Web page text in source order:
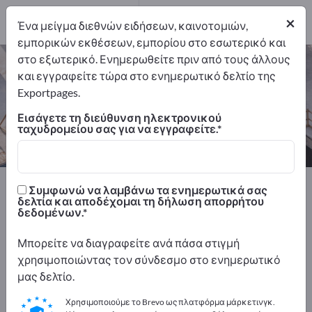
Σιφόνι δαπέδου – βρείτε
κατασκευαστές και προμηθευτές
Εξαγωγείς
3
Κατασκευαστής
3
Exportpages Κατασκευές
Πολιτική μηχανική
Συστήματα Αποστραγγίσεων
Σιφόνι δαπέδου
Διαφημιστείτε δωρεάν στο
Exportpages!
Ανάγκες – Προσφορές – Μεταχειρισμένα προϊόντα
– Επαγγελματικές επαφές >> ξεκινήστε εδώ
×
Ένα μείγμα διεθνών ειδήσεων, καινοτομιών,
εμπορικών εκθέσεων, εμπορίου στο εσωτερικό και
στο εξωτερικό. Ενημερωθείτε πριν από τους άλλους
και εγγραφείτε τώρα στο ενημερωτικό δελτίο της
Exportpages.
Εισάγετε τη διεύθυνση ηλεκτρονικού
ταχυδρομείου σας για να εγγραφείτε.
Συμφωνώ να λαμβάνω τα ενημερωτικά σας
δελτία και αποδέχομαι τη δήλωση απορρήτου
δεδομένων.
Μπορείτε να διαγραφείτε ανά πάσα στιγμή
χρησιμοποιώντας τον σύνδεσμο στο ενημερωτικό
μας δελτίο.
Χρησιμοποιούμε το Brevo ως πλατφόρμα μάρκετινγκ.